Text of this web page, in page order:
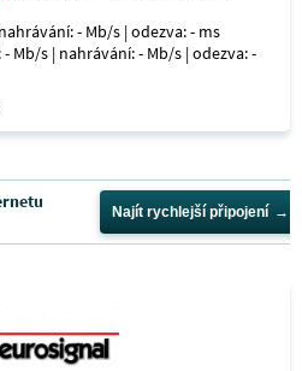
- Mb/s | odezva: - ms
Mb/s | nahrávání: - Mb/s | odezva: -
Najít rychlejší připojení